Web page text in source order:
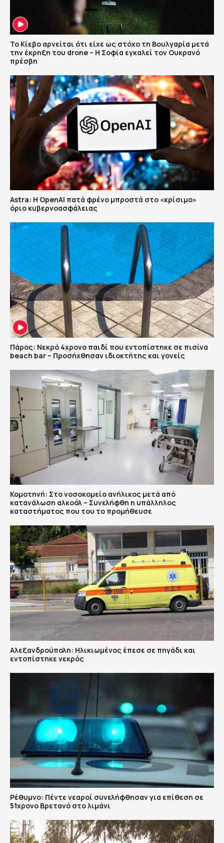
Το Κίεβο αρνείται ότι είχε ως στόχο τη Βουλγαρία μετά
την έκρηξη του drone – Η Σοφία εγκαλεί τον Ουκρανό
πρέσβη
Astra: Η OpenAI πατά φρένο μπροστά στο «κρίσιμο»
όριο κυβερνοασφάλειας
Πάρος: Νεκρό 4χρονο παιδί που εντοπίστηκε σε πισίνα
beach bar – Προσήχθησαν ιδιοκτήτης και γονείς
Κομοτηνή: Στο νοσοκομείο ανήλικος μετά από
κατανάλωση αλκοόλ – Συνελήφθη η υπάλληλος
καταστήματος που του το προμήθευσε
Αλεξανδρούπολη: Ηλικιωμένος έπεσε σε πηγάδι και
εντοπίστηκε νεκρός
Ρέθυμνο: Πέντε νεαροί συνελήφθησαν για επίθεση σε
51χρονο Βρετανό στο λιμάνι